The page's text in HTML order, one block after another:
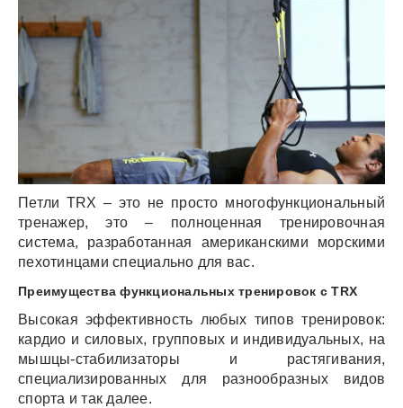
Петли TRX – это не просто многофункциональный
тренажер, это – полноценная тренировочная
система, разработанная американскими морскими
пехотинцами специально для вас.
Преимущества функциональных тренировок с TRX
Высокая эффективность любых типов тренировок:
кардио и силовых, групповых и индивидуальных, на
мышцы-стабилизаторы и растягивания,
специализированных для разнообразных видов
спорта и так далее.